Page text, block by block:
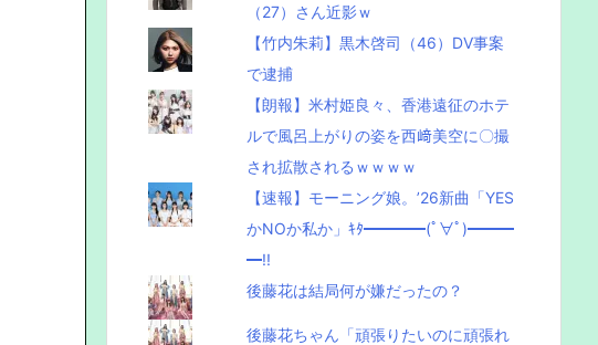
（27）さん近影ｗ
【竹内朱莉】黒木啓司（46）DV事案
で逮捕
【朗報】米村姫良々、香港遠征のホテ
ルで風呂上がりの姿を西﨑美空に〇撮
され拡散されるｗｗｗｗ
【速報】モーニング娘。’26新曲「YES
かNOか私か」ｷﾀ━━━━(ﾟ∀ﾟ)━━━
━!!
後藤花は結局何が嫌だったの？
後藤花ちゃん「頑張りたいのに頑張れ